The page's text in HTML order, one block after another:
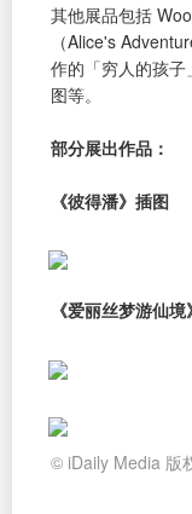
其他展品包括
（Alice's
作的「穷人的孩
图等。
部分展出作品：
《彼得潘》插图
《爱丽丝梦游仙
© iDaily Media 版